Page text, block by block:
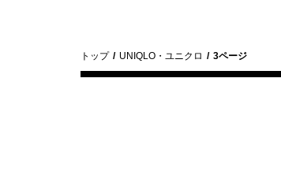
トップ UNIQLO・ユニクロ 3ページ